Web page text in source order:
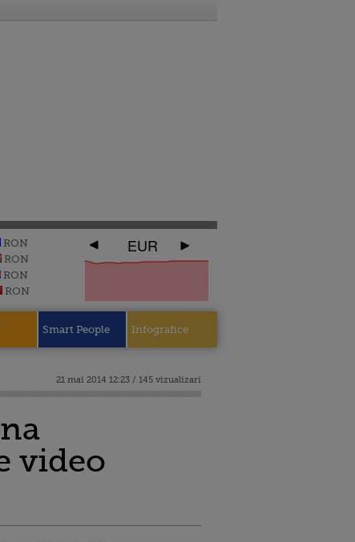
RON
RON
RON
RON
EUR
Smart People Infografice
21 mai 2014 12:23 / 145 vizualizari
video